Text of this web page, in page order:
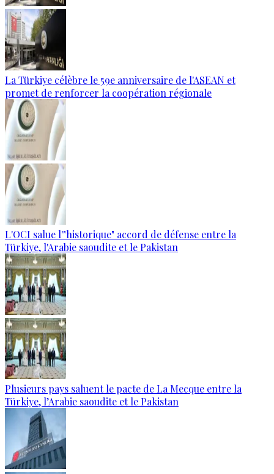
La Türkiye célèbre le 59e anniversaire de l'ASEAN et
promet de renforcer la coopération régionale
L'OCI salue l'"historique" accord de défense entre la
Türkiye, l'Arabie saoudite et le Pakistan
Plusieurs pays saluent le pacte de La Mecque entre la
Türkiye, l’Arabie saoudite et le Pakistan